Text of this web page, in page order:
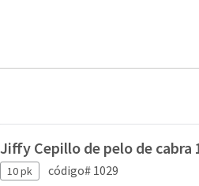
Jiffy Cepillo de pelo de cabra
10 pk código# 1029